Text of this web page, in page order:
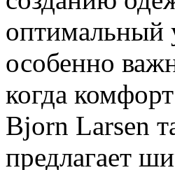
оптимальный
особенно
когда
Bjorn Larsen
предлагает